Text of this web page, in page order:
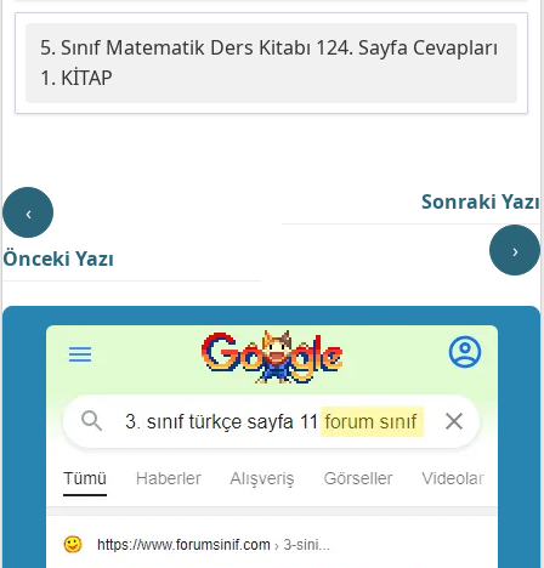
5. Sınıf Matematik Ders Kitabı 124. Sayfa Cevapları
1. KİTAP
‹
Önceki Yazı
Sonraki Yazı
›